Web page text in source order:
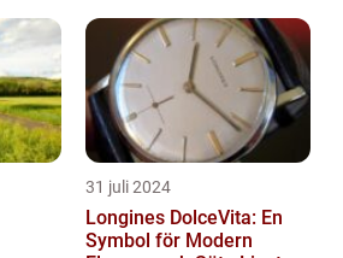
31 juli 2024
Longines DolceVita: En
Symbol för Modern